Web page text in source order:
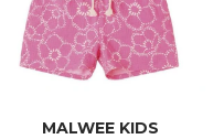
MALWEE KIDS